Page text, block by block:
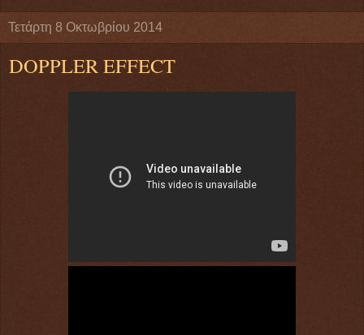
Τετάρτη 8 Οκτωβρίου 2014
DOPPLER EFFECT